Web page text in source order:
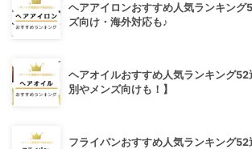
ヘアアイロンおすすめ人気ランキング
ズ向け・海外対応も♪
ヘアオイルおすすめ人気ランキング
別やメンズ向けも！】
フライパンおすすめ人気ランキング